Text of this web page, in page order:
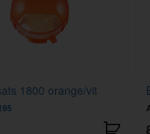
1800 orange/vit